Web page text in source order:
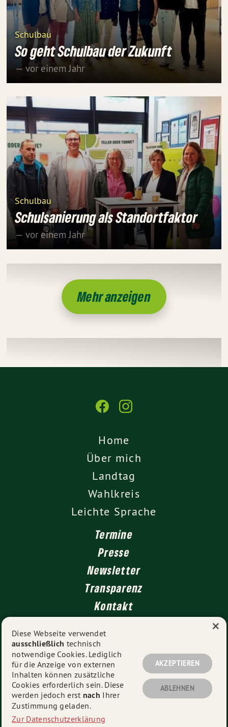
Schulbau
So geht Schulbau der Zukunft
— vor einem Jahr
Schulbau
Schulsanierung als Standortfaktor
— vor einem Jahr
Mehr anzeigen
Home
Über mich
Landtag
Wahlkreis
Leichte Sprache
Termine
Presse
Newsletter
Transparenz
Kontakt
Impressum
Datenschutz
© 2026Ursula Sowa MdL- Alle Rechte vorbehalten.
Diese Webseite verwendet
ausschließlich technisch
notwendige Cookies. Lediglich
für die Anzeige von externen
Inhalten können zusätzliche
Cookies erforderlich sein. Diese
werden jedoch erst nach Ihrer
Zustimmung geladen.
Zur Datenschutzerklärung
AKZEPTIEREN
ABLEHNEN
×